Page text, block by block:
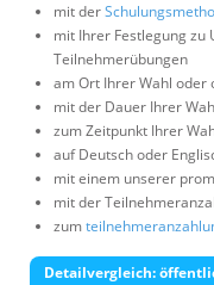
mit der
mit Ihrer Festlegung zu
Teilnehmerübungen
am Ort Ihrer Wahl oder
mit der Dauer Ihrer
zum Zeitpunkt Ihrer
auf Deutsch oder
mit einem unserer
mit der
zum
Detailvergleich: